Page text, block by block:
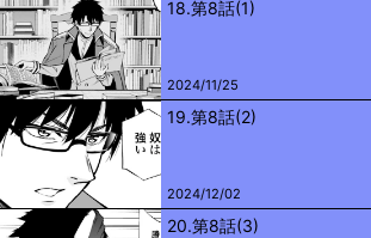
18.第8話(1)
2024/11/25
19.第8話(2)
2024/12/02
20.第8話(3)